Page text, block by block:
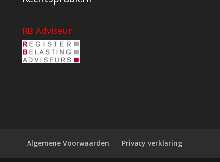
RB Adviseur
Algemene Voorwaarden Privacy verklaring